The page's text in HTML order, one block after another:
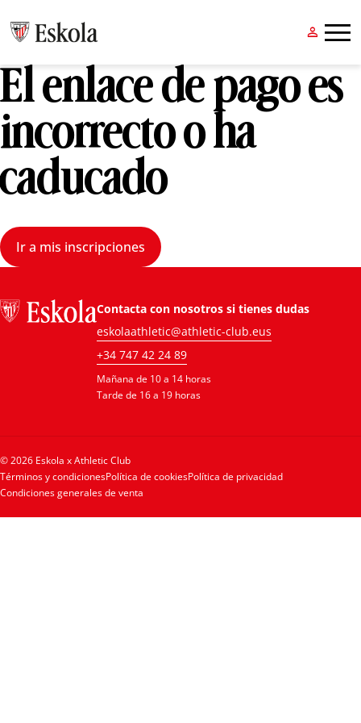
 
El enlace de pago es
incorrecto o ha
caducado
Ir a mis inscripciones
Contacta con nosotros si tienes dudas
eskolaathletic@athletic-club.eus
+34 747 42 24 89
Mañana de 10 a 14 horas
Tarde de 16 a 19 horas
© 2026 Eskola x Athletic Club
Términos y condicionesPolítica de cookiesPolítica de privacidad
Condiciones generales de venta